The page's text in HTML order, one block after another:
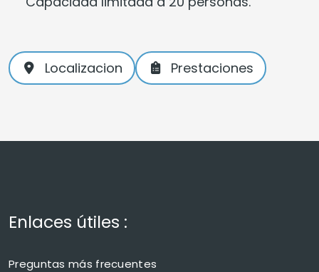
Localizacion Prestaciones
Enlaces útiles :
Preguntas más frecuentes